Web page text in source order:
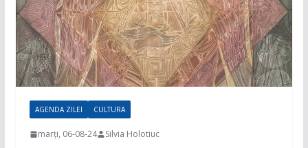
AGENDA ZILEI CULTURA
marți, 06-08-24 Silvia Holotiuc